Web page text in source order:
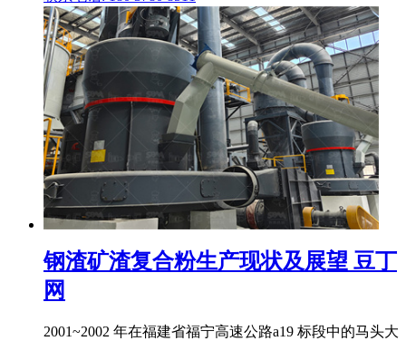
钢渣矿渣复合粉生产现状及展望 豆丁
网
2001~2002 年在福建省福宁高速公路a19 标段中的马头大